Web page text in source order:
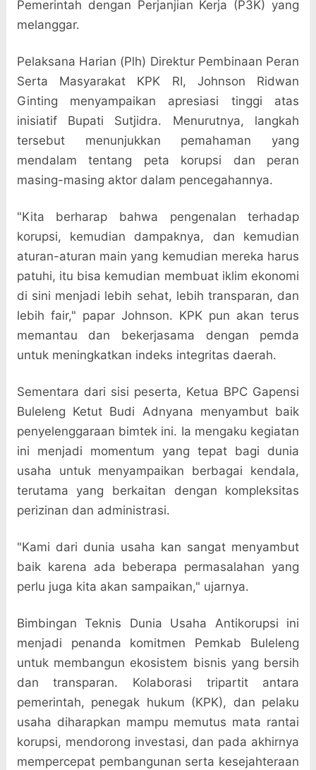
Pemerintah dengan Perjanjian Kerja (P3K) yang
melanggar.
Pelaksana Harian (Plh) Direktur Pembinaan Peran
Serta Masyarakat KPK RI, Johnson Ridwan
Ginting menyampaikan apresiasi tinggi atas
inisiatif Bupati Sutjidra. Menurutnya, langkah
tersebut menunjukkan pemahaman yang
mendalam tentang peta korupsi dan peran
masing-masing aktor dalam pencegahannya.
"Kita berharap bahwa pengenalan terhadap
korupsi, kemudian dampaknya, dan kemudian
aturan-aturan main yang kemudian mereka harus
patuhi, itu bisa kemudian membuat iklim ekonomi
di sini menjadi lebih sehat, lebih transparan, dan
lebih fair," papar Johnson. KPK pun akan terus
memantau dan bekerjasama dengan pemda
untuk meningkatkan indeks integritas daerah.
Sementara dari sisi peserta, Ketua BPC Gapensi
Buleleng Ketut Budi Adnyana menyambut baik
penyelenggaraan bimtek ini. Ia mengaku kegiatan
ini menjadi momentum yang tepat bagi dunia
usaha untuk menyampaikan berbagai kendala,
terutama yang berkaitan dengan kompleksitas
perizinan dan administrasi.
"Kami dari dunia usaha kan sangat menyambut
baik karena ada beberapa permasalahan yang
perlu juga kita akan sampaikan," ujarnya.
Bimbingan Teknis Dunia Usaha Antikorupsi ini
menjadi penanda komitmen Pemkab Buleleng
untuk membangun ekosistem bisnis yang bersih
dan transparan. Kolaborasi tripartit antara
pemerintah, penegak hukum (KPK), dan pelaku
usaha diharapkan mampu memutus mata rantai
korupsi, mendorong investasi, dan pada akhirnya
mempercepat pembangunan serta kesejahteraan